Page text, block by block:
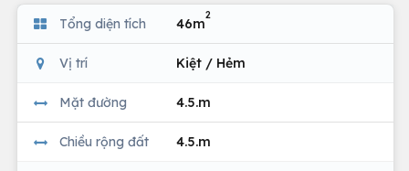
Tổng diện tích 46m
2
Vị trí Kiệt / Hẻm
Mặt đường 4.5.m
Chiều rộng đất 4.5.m